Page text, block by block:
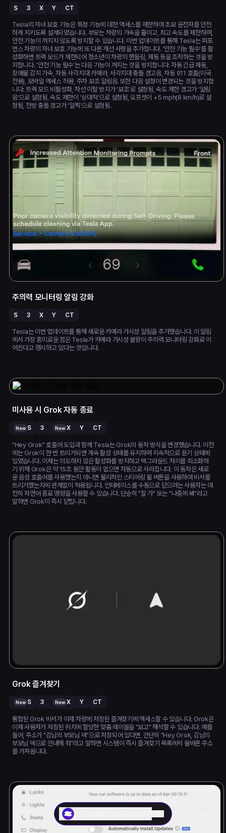
S 3 X Y CT
Tesla의 자녀 보호 기능은 특정 기능에 대한 액세스를 제한하여 초보 운전자를 안전
하게 지키도록 설계되었습니다. 부모는 차량의 가속을 줄이고, 최고 속도를 제한하며,
안전 기능이 꺼지지 않도록 방지할 수 있습니다. 이번 업데이트를 통해 Tesla는 퍼포
먼스 차량의 자녀 보호 기능에 또 다른 개선 사항을 추가합니다. '안전 기능 필수'를 활
성화하면 트랙 모드가 제한되어 청소년이 차량의 핸들링, 제동 등을 조작하는 것을 방
지합니다. '안전 기능 필수'는 다음 기능이 꺼지는 것을 방지합니다: 자동 긴급 제동,
장애물 감지 가속, 자동 사각지대 카메라, 사각지대 충돌 경고음, 자동 911 호출(미국
전용), 모바일 액세스 허용, 주차 보조 알림음. 또한 다음 설정이 변경되는 것을 방지합
니다: 트랙 모드 비활성화, 차선 이탈 방지가 '보조'로 설정됨, 속도 제한 경고가 '알림
음'으로 설정됨, 속도 제한이 '상대적'으로 설정됨, 오프셋이 +5 mph(8 km/h)로 설
정됨, 전방 충돌 경고가 '일찍'으로 설정됨.
주의력 모니터링 알림 강화
S 3 X Y CT
Tesla는 이번 업데이트를 통해 새로운 카메라 가시성 알림을 추가했습니다. 이 알림
에서 가장 흥미로운 점은 Tesla가 카메라 가시성 불량이 주의력 모니터링 강화로 이
어진다고 명시하고 있다는 것입니다.
미사용 시 Grok 자동 종료
New S 3 New X Y CT
"Hey Grok" 호출어 도입과 함께 Tesla는 Grok의 동작 방식을 변경했습니다. 이전
에는 Grok이 한 번 트리거되면 계속 활성 상태를 유지하며 지속적으로 듣기 상태에
있었습니다. 이제는 의도하지 않은 활성화를 방지하고 백그라운드 처리를 최소화하
기 위해 Grok은 약 15초 동안 활동이 없으면 자동으로 사라집니다. 이 동작은 새로
운 음성 호출어를 사용했는지 아니면 물리적인 스티어링 휠 버튼을 사용하여 비서를
트리거했는지에 관계없이 적용됩니다. 인터페이스를 수동으로 닫으려는 사용자는 여
전히 자연어 종료 명령을 사용할 수 있습니다. 단순히 "잘 가" 또는 "나중에 봐"라고
말하면 Grok이 즉시 닫힙니다.
Grok 즐겨찾기
New S 3 New X Y CT
통합된 Grok 비서가 이제 차량에 저장된 즐겨찾기에 액세스할 수 있습니다. Grok은
이제 사용자가 저장된 위치에 할당한 맞춤 레이블을 "보고" 해석할 수 있습니다. 예를
들어, 주소가 "김님의 부모님 댁"으로 저장되어 있다면, 간단히 "Hey Grok, 김님의
부모님 댁으로 안내해 줘"라고 말하면 시스템이 즉시 즐겨찾기 목록에서 올바른 주소
를 가져옵니다.
지지직 앱에서 더 자세히보기